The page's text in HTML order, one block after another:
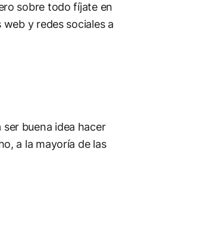
sobre todo fíjate en
y redes sociales a
buena idea hacer
a la mayoría de las